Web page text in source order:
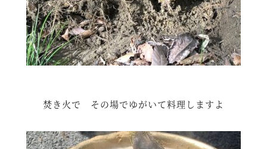
焚き火で その場でゆがいて料理しますよ